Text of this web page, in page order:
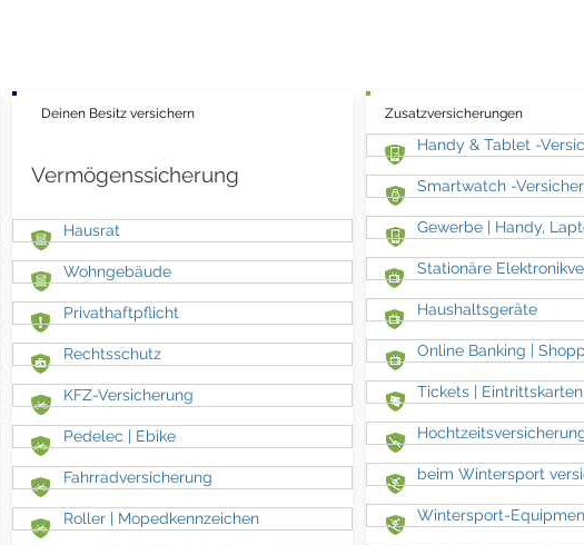
Deinen Besitz versichern
Vermögenssicherung
Hausrat
Wohngebäude
Privathaftpflicht
Rechtsschutz
KFZ-Versicherung
Pedelec | Ebike
Fahrradversicherung
Roller | Mopedkennzeichen
Zusatzversicherungen
Handy & Tablet -
Smartwatch -
Stationäre
Haushaltsgeräte
Online Banking |
Tickets |
beim Wintersport
Wintersport-
Gewerbe | Handy,